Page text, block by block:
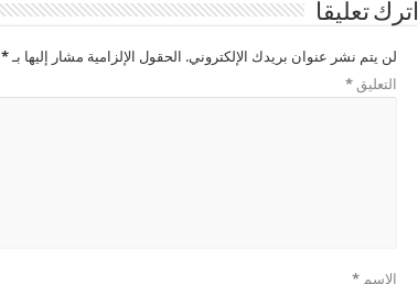
اترك تعليقاً
لن يتم نشر عنوان بريدك الإلكتروني. الحقول الإلزامية مشار إليها بـ*
التعليق*
الاسم*